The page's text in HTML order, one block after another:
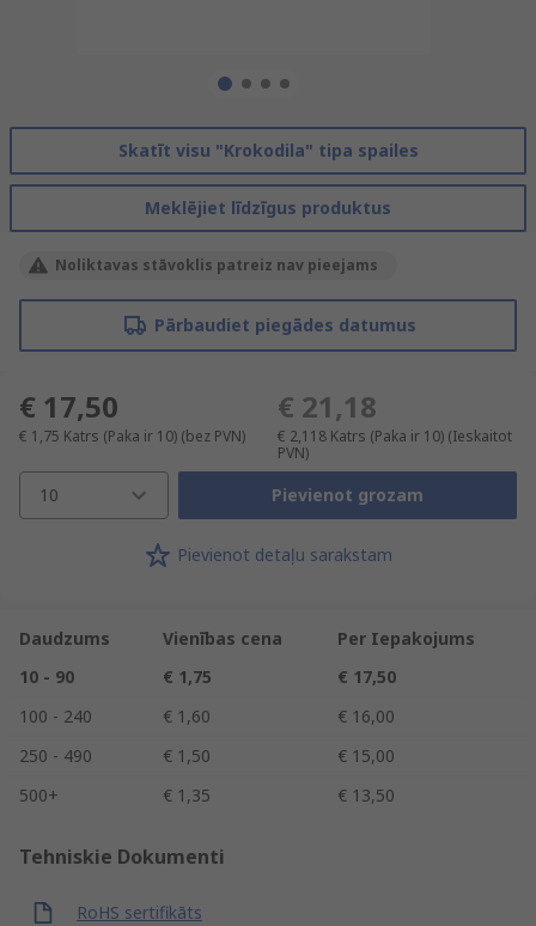
Skatīt visu "Krokodila" tipa spailes
Meklējiet līdzīgus produktus
Noliktavas stāvoklis patreiz nav pieejams
Pārbaudiet piegādes datumus
€ 17,50
€ 1,75 Katrs (Paka ir 10) (bez PVN)
€ 21,18
€ 2,118 Katrs (Paka ir 10) (Ieskaitot
PVN)
10 Pievienot grozam
Pievienot detaļu sarakstam
Daudzums Vienības cena
Per Iepakojums
10 - 90
€ 1,75
€ 17,50
100 - 240
€ 1,60
€ 16,00
250 - 490
€ 1,50
€ 15,00
500+
€ 1,35 € 13,50
Tehniskie Dokumenti
RoHS sertifikāts